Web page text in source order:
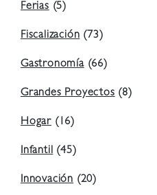
Ferias(5)
Fiscalización(73)
Gastronomía(66)
Grandes Proyectos(8)
Hogar (16)
Infantil(45)
Innovación (20)